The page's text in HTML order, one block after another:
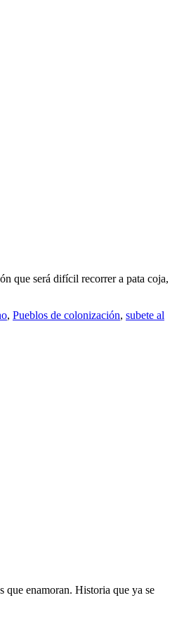
que será difícil recorrer a pata coja,
, Pueblos de colonización, subete al
que enamoran. Historia que ya se